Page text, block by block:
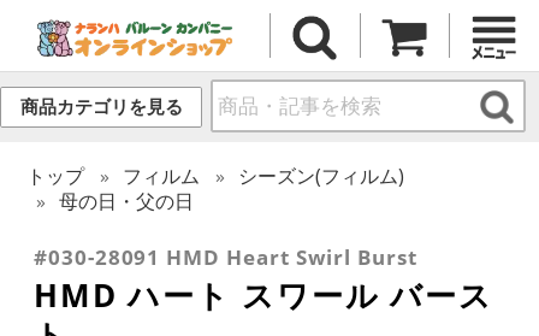
商品カテゴリを見る
トップ フィルム
シーズン(フィルム)
母の日・父の日
#030-28091 HMD Heart Swirl Burst
HMD ハート スワール バース